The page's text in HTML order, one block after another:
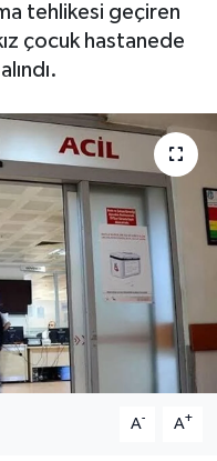
tehlikesi geçiren
çocuk hastanede
A- A+